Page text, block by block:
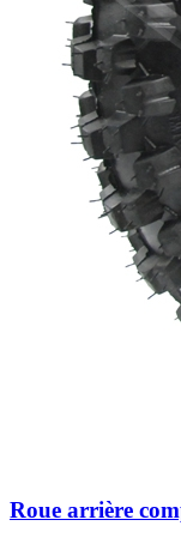
Roue arrière